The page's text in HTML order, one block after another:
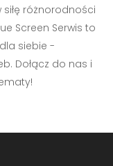
różnorodności
Screen Serwis to
siebie -
Dołącz do nas i